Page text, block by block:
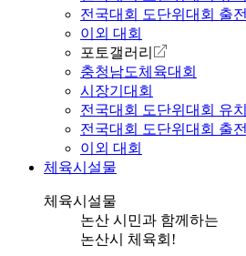
전국대회 도단위대회 출전
이외 대회
포토갤러리
충청남도체육대회
시장기대회
전국대회 도단위대회 유치
전국대회 도단위대회 출전
이외 대회
체육시설물
체육시설물
논산 시민과 함께하는
논산시 체육회!